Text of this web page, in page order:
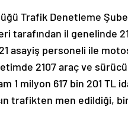
Trafik Denetleme
tarafından il genelinde
asayiş personeli ile
2107 araç ve
1 milyon 617 bin 201 TL
trafikten men edildiği,